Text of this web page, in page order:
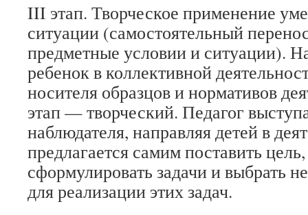
III этап. Творческое применение
ситуации (самостоятельный
предметные условии и ситуации).
ребенок в коллективной
носителя образцов и нормативов
этап — творческий. Педагог
наблюдателя, направляя детей в
предлагается самим поставить
сформулировать задачи и выбрать
для реализации этих задач.